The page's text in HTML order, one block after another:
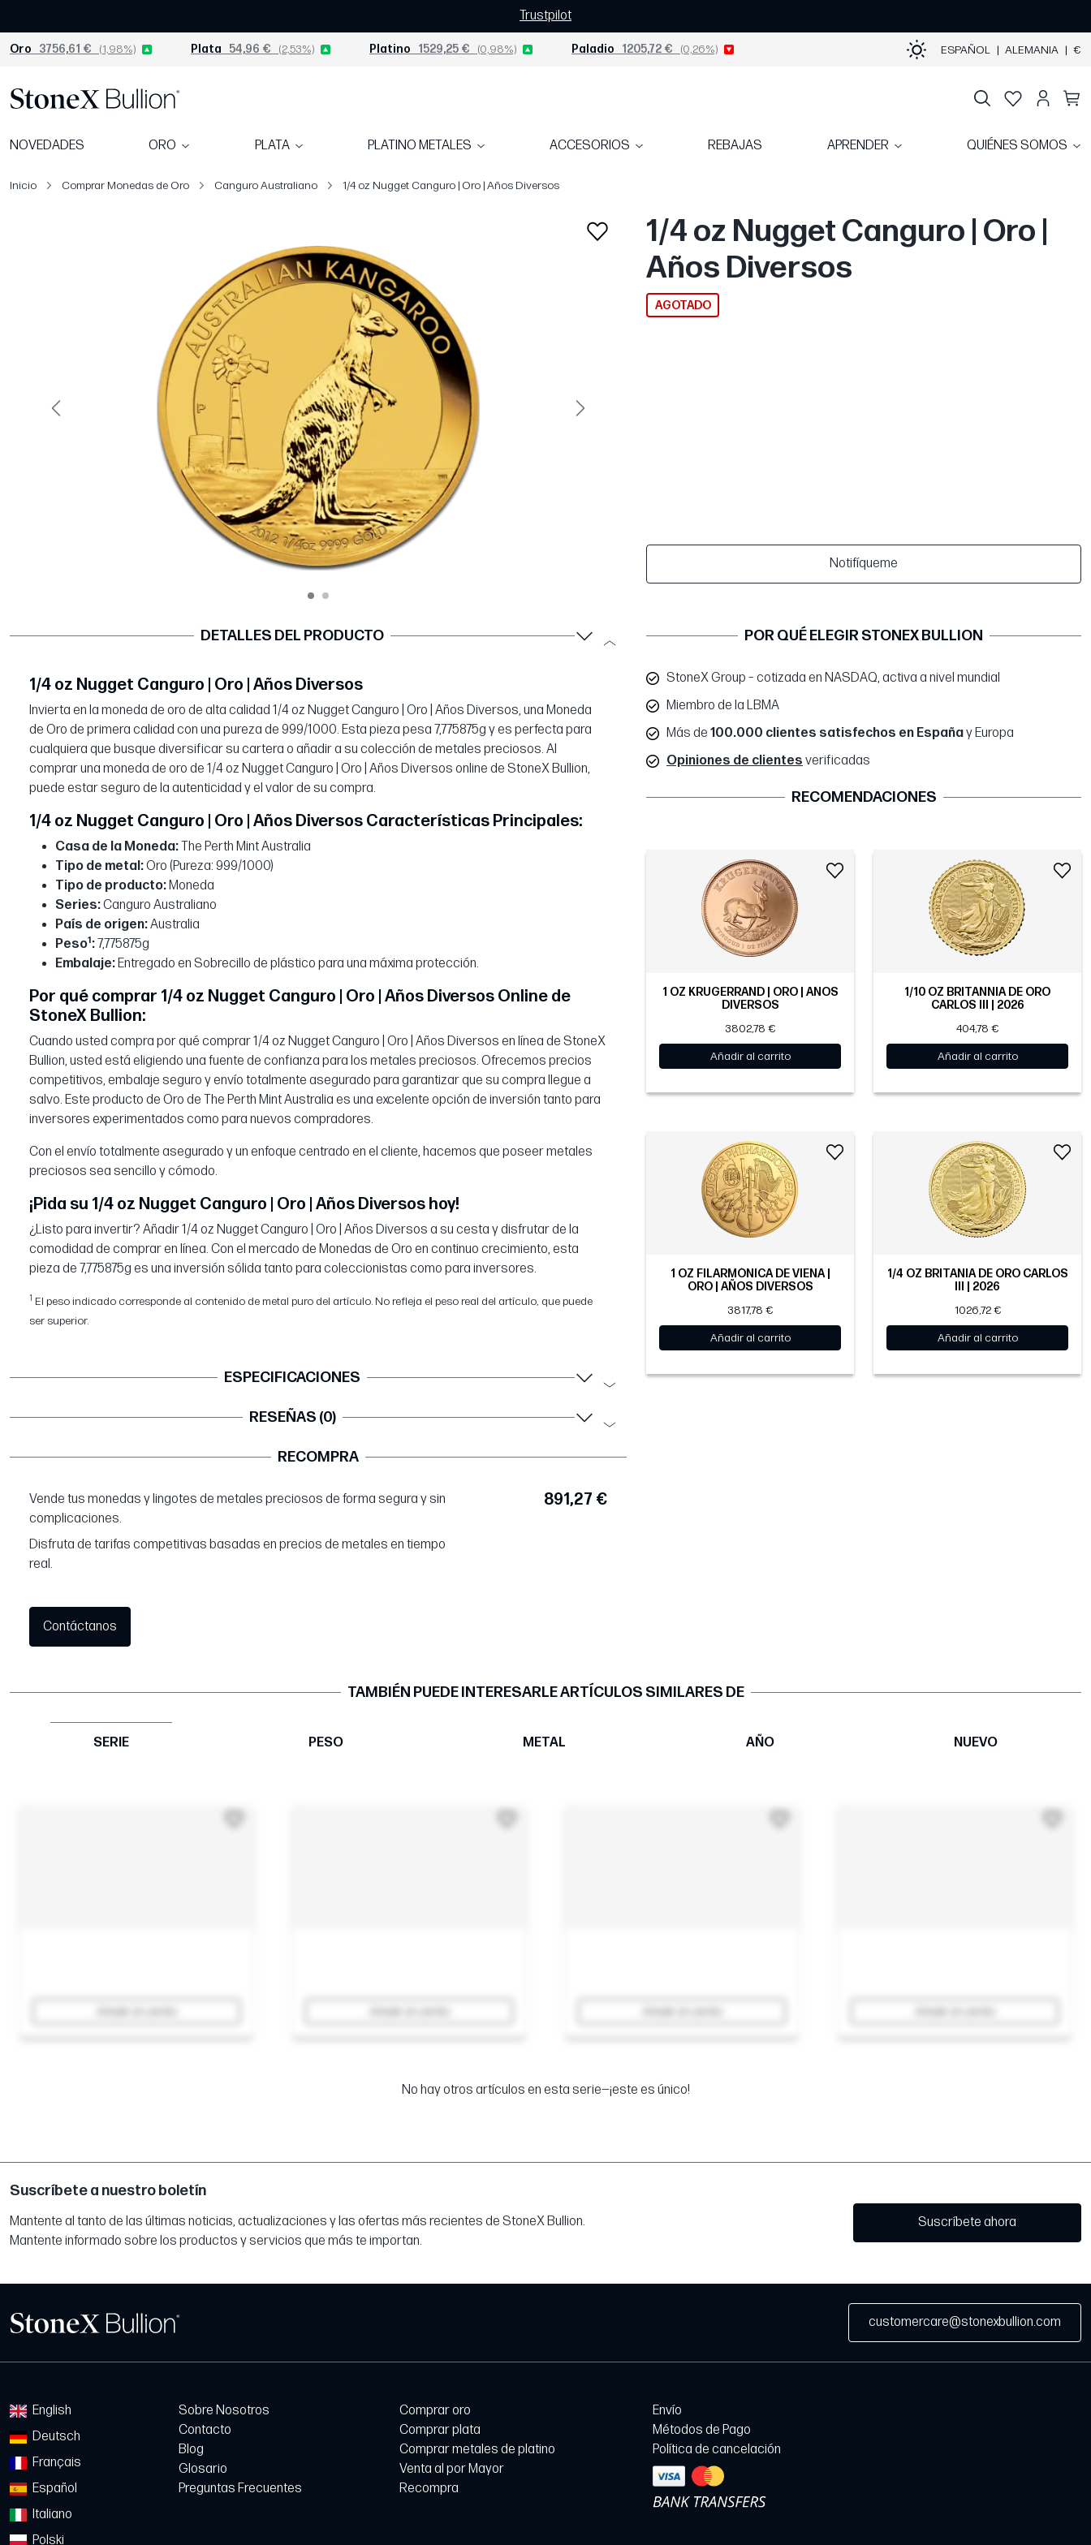
Trustpilot
Oro 3756,61 € (1,98%) Plata 54,96 € (2,53%) Platino 1529,25 € (0,98%) Paladio 1205,72 € (0,26%) ESPAÑOL | ALEMANIA | €
NOVEDADES ORO PLATA PLATINO METALES ACCESORIOS REBAJAS APRENDER QUIÉNES SOMOS
Inicio Comprar Monedas de Oro Canguro Australiano 1/4 oz Nugget Canguro | Oro | Años Diversos
Página anterior Siguiente
1/4 oz Nugget Canguro | Oro |
Años Diversos
AGOTADO
Notifíqueme
DETALLES DEL PRODUCTO
1/4 oz Nugget Canguro | Oro | Años Diversos
Invierta en la moneda de oro de alta calidad 1/4 oz Nugget Canguro | Oro | Años Diversos, una Moneda
de Oro de primera calidad con una pureza de 999/1000. Esta pieza pesa 7,775875g y es perfecta para
cualquiera que busque diversificar su cartera o añadir a su colección de metales preciosos. Al
comprar una moneda de oro de 1/4 oz Nugget Canguro | Oro | Años Diversos online de StoneX Bullion,
puede estar seguro de la autenticidad y el valor de su compra.
1/4 oz Nugget Canguro | Oro | Años Diversos Características Principales:
Casa de la Moneda: The Perth Mint Australia
Tipo de metal:Oro (Pureza: 999/1000)
Tipo de producto:Moneda
Series:Canguro Australiano
País de origen:Australia
Peso1: 7,775875g
Embalaje:Entregado en Sobrecillo de plástico para una máxima protección.
Por qué comprar 1/4 oz Nugget Canguro | Oro | Años Diversos Online de
StoneX Bullion:
Cuando usted compra por qué comprar 1/4 oz Nugget Canguro | Oro | Años Diversos en línea de StoneX
Bullion, usted está eligiendo una fuente de confianza para los metales preciosos. Ofrecemos precios
competitivos, embalaje seguro y envío totalmente asegurado para garantizar que su compra llegue a
salvo. Este producto de Oro de The Perth Mint Australia es una excelente opción de inversión tanto para
inversores experimentados como para nuevos compradores.
Con el envío totalmente asegurado y un enfoque centrado en el cliente, hacemos que poseer metales
preciosos sea sencillo y cómodo.
¡Pida su 1/4 oz Nugget Canguro | Oro | Años Diversos hoy!
¿Listo para invertir? Añadir 1/4 oz Nugget Canguro | Oro | Años Diversos a su cesta y disfrutar de la
comodidad de comprar en línea. Con el mercado de Monedas de Oro en continuo crecimiento, esta
pieza de 7,775875g es una inversión sólida tanto para coleccionistas como para inversores.
1 El peso indicado corresponde al contenido de metal puro del artículo. No refleja el peso real del artículo, que puede
ser superior.
ESPECIFICACIONES
RESEÑAS (0)
RECOMPRA
891,27 €
Vende tus monedas y lingotes de metales preciosos de forma segura y sin
complicaciones.
Disfruta de tarifas competitivas basadas en precios de metales en tiempo
real.
Contáctanos
POR QUÉ ELEGIR STONEX BULLION
StoneX Group – cotizada en NASDAQ, activa a nivel mundial
Miembro de la LBMA
Más de 100.000 clientes satisfechos en Españay Europa
Opiniones de clientes verificadas
RECOMENDACIONES
1 OZ KRUGERRAND | ORO | AÑOS
DIVERSOS
3802,78 €
Añadir al carrito
1/10 OZ BRITANNIA DE ORO
CARLOS III | 2026
404,78 €
Añadir al carrito
1 OZ FILARMÓNICA DE VIENA |
ORO | AÑOS DIVERSOS
3817,78 €
Añadir al carrito
1/4 OZ BRITANIA DE ORO CARLOS
III | 2026
1026,72 €
Añadir al carrito
TAMBIÉN PUEDE INTERESARLE ARTÍCULOS SIMILARES DE
SERIE PESO METAL AÑO NUEVO
No hay otros artículos en esta serie—¡este es único!
Suscríbete a nuestro boletín
Mantente al tanto de las últimas noticias, actualizaciones y las ofertas más recientes de StoneX Bullion.
Mantente informado sobre los productos y servicios que más te importan.
Suscríbete ahora
customercare@stonexbullion.com
English
Deutsch
Français
Español
Italiano
Polski
Sobre Nosotros
Contacto
Blog
Glosario
Preguntas Frecuentes
Comprar oro
Comprar plata
Comprar metales de platino
Venta al por Mayor
Recompra
Envío
Métodos de Pago
Política de cancelación